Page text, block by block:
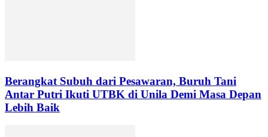
Berangkat Subuh dari Pesawaran, Buruh Tani
Antar Putri Ikuti UTBK di Unila Demi Masa Depan
Lebih Baik